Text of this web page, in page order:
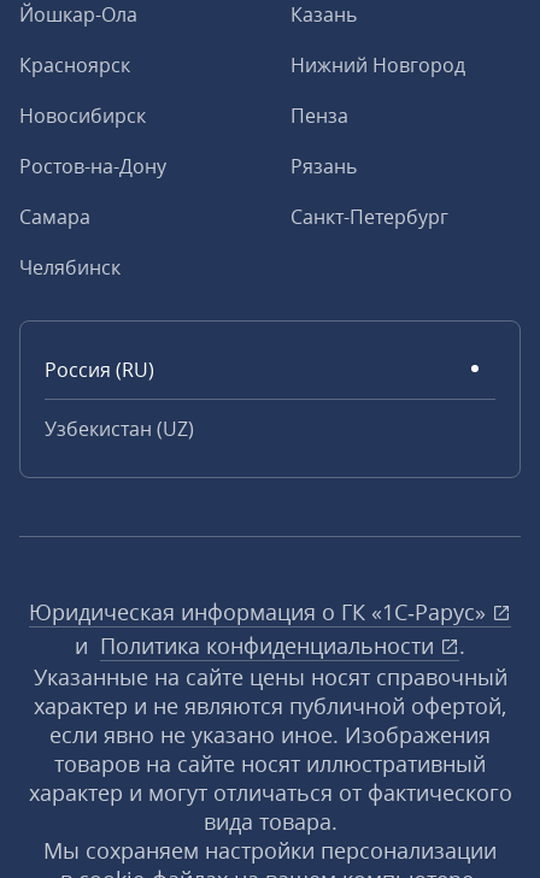
Йошкар-Ола
Казань
Красноярск
Нижний Новгород
Новосибирск
Пенза
Ростов-на-Дону
Рязань
Самара
Санкт-Петербург
Челябинск
Россия (RU)
Узбекистан (UZ)
Юридическая информация о ГК «1С‑Рарус»
и Политика конфиденциальности
.
Указанные на сайте цены носят справочный
характер и не являются публичной офертой,
если явно не указано иное. Изображения
товаров на сайте носят иллюстративный
характер и могут отличаться от фактического
вида товара.
Мы сохраняем настройки персонализации